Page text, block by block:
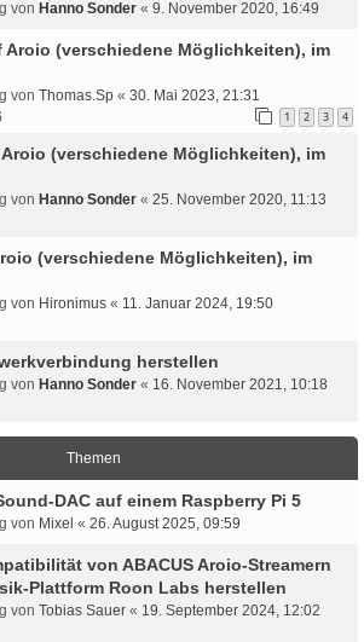
von Hanno Sonder « 9. November 2020, 16:49
Aroio (verschiedene Möglichkeiten), im
von Thomas.Sp « 30. Mai 2023, 21:31
1 2 3 4
(verschiedene Möglichkeiten), im
von Hanno Sonder « 25. November 2020, 11:13
(verschiedene Möglichkeiten), im
von Hironimus « 11. Januar 2024, 19:50
herstellen
von Hanno Sonder « 16. November 2021, 10:18
Themen
DAC auf einem Raspberry Pi 5
von Mixel « 26. August 2025, 09:59
von ABACUS Aroio-Streamern
Plattform Roon Labs herstellen
von Tobias Sauer « 19. September 2024, 12:02